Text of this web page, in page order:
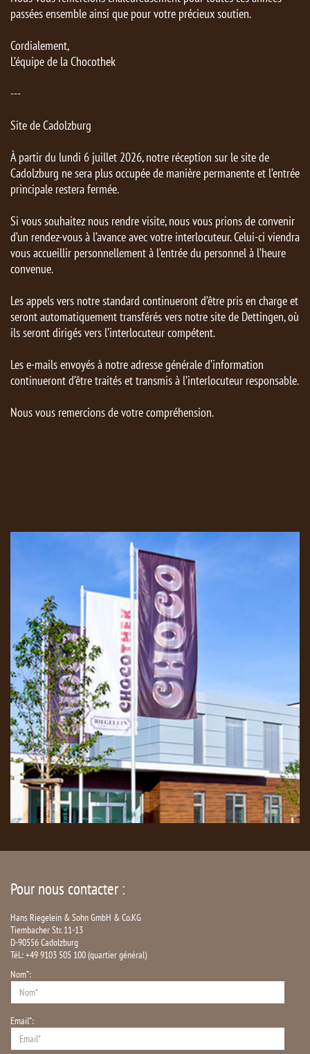
passées ensemble ainsi que pour votre précieux soutien.
Cordialement,
L’équipe de la Chocothek
---
Site de Cadolzburg
À partir du lundi 6 juillet 2026, notre réception sur le site de
Cadolzburg ne sera plus occupée de manière permanente et l’entrée
principale restera fermée.
Si vous souhaitez nous rendre visite, nous vous prions de convenir
d’un rendez-vous à l’avance avec votre interlocuteur. Celui-ci viendra
vous accueillir personnellement à l’entrée du personnel à l’heure
convenue.
Les appels vers notre standard continueront d’être pris en charge et
seront automatiquement transférés vers notre site de Dettingen, où
ils seront dirigés vers l’interlocuteur compétent.
Les e-mails envoyés à notre adresse générale d’information
continueront d’être traités et transmis à l’interlocuteur responsable.
Nous vous remercions de votre compréhension.
Pour nous contacter :
Hans Riegelein & Sohn GmbH & Co.KG
Tiembacher Str. 11-13
D-90556 Cadolzburg
Tél.: +49 9103 505 100 (quartier général)
Nom*:
Email*: